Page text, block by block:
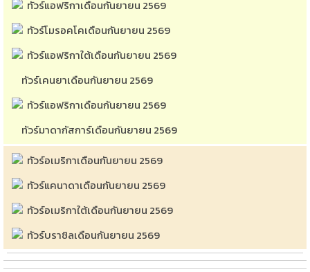
ทัวร์แอฟริกาเดือนกันยายน 2569
ทัวร์โมรอคโคเดือนกันยายน 2569
ทัวร์แอฟริกาใต้เดือนกันยายน 2569
ทัวร์เคนยาเดือนกันยายน 2569
ทัวร์แอฟริกาเดือนกันยายน 2569
ทัวร์มาดากัสการ์เดือนกันยายน 2569
ทัวร์อเมริกาเดือนกันยายน 2569
ทัวร์แคนาดาเดือนกันยายน 2569
ทัวร์อเมริกาใต้เดือนกันยายน 2569
ทัวร์บราซิลเดือนกันยายน 2569